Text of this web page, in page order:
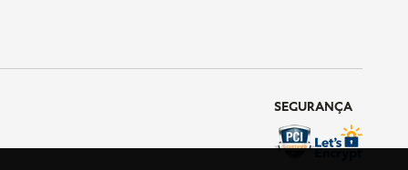
SEGURANÇA